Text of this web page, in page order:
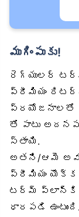
ముగింపుకు!
రెగ్యులర్
ప్రీమియం
ప్రయోజనాలతో
తో పాటు
స్తాయి.
అతని/ఆమె
ప్రీమియం
టర్మ్ ప్లాన్‌కి
ధారపడి ఉంటుంది.